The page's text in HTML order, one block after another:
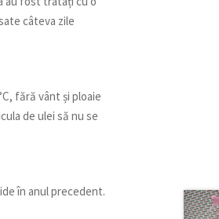
câteva zile
fără vânt și ploaie
de ulei să nu se
în anul precedent.